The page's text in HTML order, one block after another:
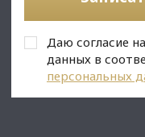
Даю согласие
данных в
персональных